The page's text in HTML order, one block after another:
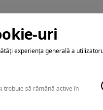
uri
experiența generală a
trebuie să rămână active în